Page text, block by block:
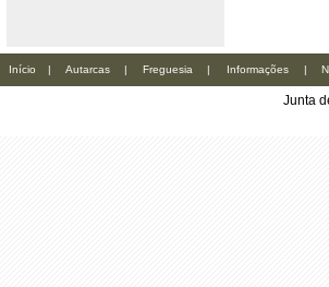
Início | Autarcas | Freguesia | Informações |
Junta